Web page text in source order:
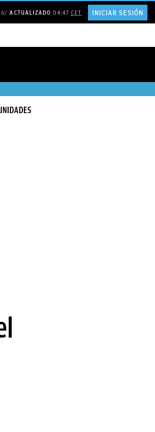
ACTUALIZADO 04:47CET INICIAR SESIÓN